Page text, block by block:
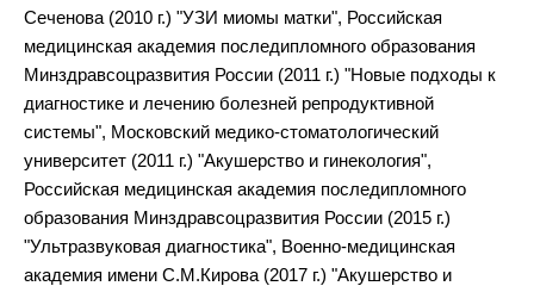
Сеченова (2010 г.) "УЗИ миомы матки", Российская
медицинская академия последипломного образования
Минздравсоцразвития России (2011 г.) "Новые подходы к
диагностике и лечению болезней репродуктивной
системы", Московский медико-стоматологический
университет (2011 г.) "Акушерство и гинекология",
Российская медицинская академия последипломного
образования Минздравсоцразвития России (2015 г.)
"Ультразвуковая диагностика", Военно-медицинская
академия имени С.М.Кирова (2017 г.) "Акушерство и